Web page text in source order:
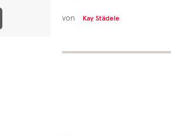
von Kay Städele